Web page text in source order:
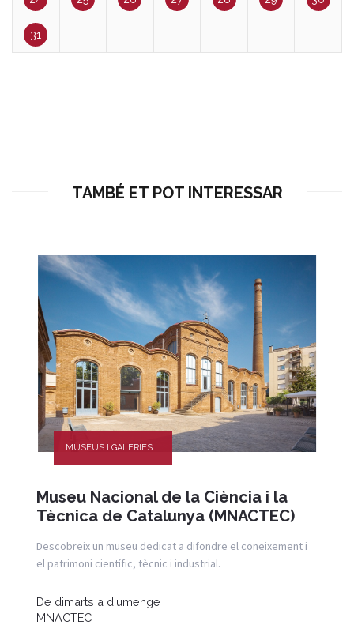
31
TAMBÉ ET POT INTERESSAR
MUSEUS I GALERIES
Museu Nacional de la Ciència i la
Tècnica de Catalunya (MNACTEC)
Descobreix un museu dedicat a difondre el coneixement i
el patrimoni científic, tècnic i industrial.
De dimarts a diumenge
MNACTEC